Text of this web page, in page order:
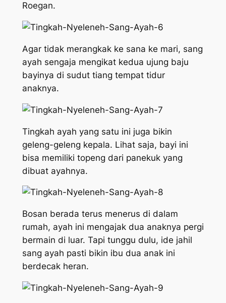
Roegan.
Agar tidak merangkak ke sana ke mari, sang
ayah sengaja mengikat kedua ujung baju
bayinya di sudut tiang tempat tidur
anaknya.
Tingkah ayah yang satu ini juga bikin
geleng-geleng kepala. Lihat saja, bayi ini
bisa memiliki topeng dari panekuk yang
dibuat ayahnya.
Bosan berada terus menerus di dalam
rumah, ayah ini mengajak dua anaknya pergi
bermain di luar. Tapi tunggu dulu, ide jahil
sang ayah pasti bikin ibu dua anak ini
berdecak heran.